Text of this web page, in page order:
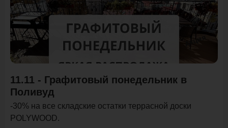
Акция
11.11 - Графитовый понедельник в
Поливуд
-30% на все складские остатки террасной доски
POLYWOOD.